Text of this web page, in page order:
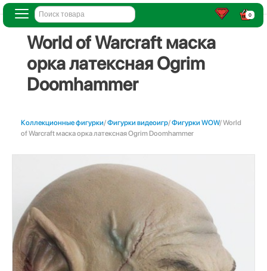
0
World of Warcraft маска
орка латексная Ogrim
Doomhammer
Коллекционные фигурки/Фигурки видеоигр/Фигурки WOW/ World
of Warcraft маска орка латексная Ogrim Doomhammer